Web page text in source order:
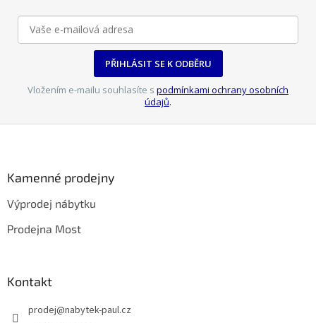
PŘIHLÁSIT SE K ODBĚRU
Vložením e-mailu souhlasíte s podmínkami ochrany osobních
údajů.
Kamenné prodejny
Výprodej nábytku
Prodejna Most
Kontakt
prodej@nabytek-paul.cz